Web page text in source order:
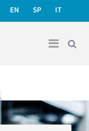
EN SP IT